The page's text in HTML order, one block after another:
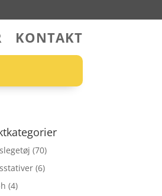
KONTAKT
(70)
(6)
(4)